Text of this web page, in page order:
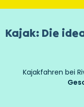
Kajak: Die
Kajakfahren bei